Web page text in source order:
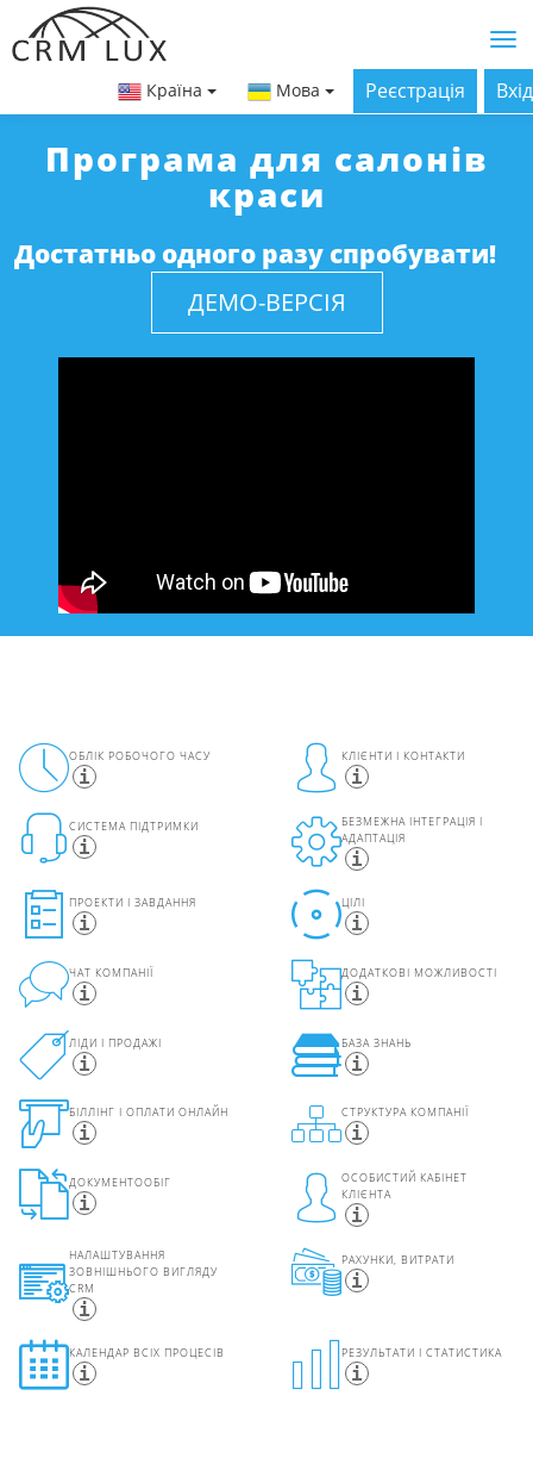
Країна Мова Реєстрація Вхід
Програма для салонів
краси
Достатньо одного разу спробувати!
ДЕМО-ВЕРСІЯ
ОБЛІК РОБОЧОГО ЧАСУ КЛІЄНТИ І КОНТАКТИ
СИСТЕМА ПІДТРИМКИ
БЕЗМЕЖНА ІНТЕГРАЦІЯ І
АДАПТАЦІЯ
ПРОЕКТИ І ЗАВДАННЯ ЦІЛІ
ЧАТ КОМПАНІЇ ДОДАТКОВІ МОЖЛИВОСТІ
ЛІДИ І ПРОДАЖІ БАЗА ЗНАНЬ
БІЛЛІНГ І ОПЛАТИ ОНЛАЙН СТРУКТУРА КОМПАНІЇ
ДОКУМЕНТООБІГ
ОСОБИСТИЙ КАБІНЕТ
КЛІЄНТА
НАЛАШТУВАННЯ
ЗОВНІШНЬОГО ВИГЛЯДУ
CRM
РАХУНКИ, ВИТРАТИ
КАЛЕНДАР ВСІХ ПРОЦЕСІВ РЕЗУЛЬТАТИ І СТАТИСТИКА